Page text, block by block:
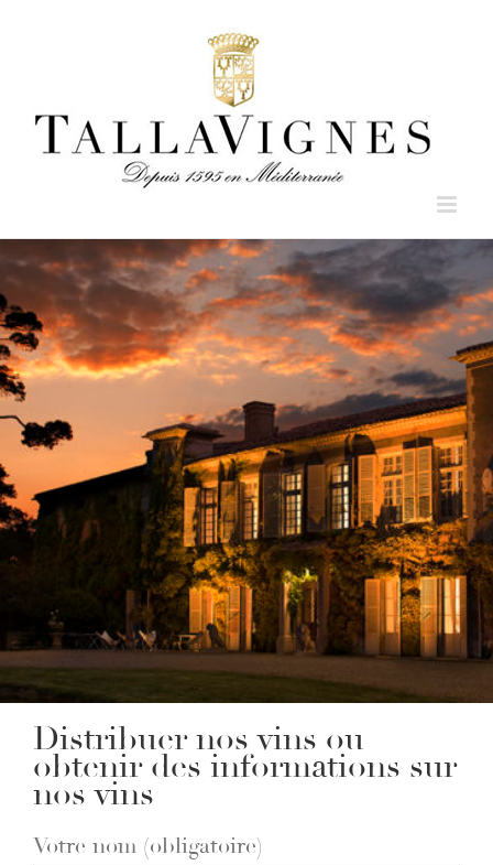
Distribuer nos vins ou
obtenir des informations sur
nos vins
Votre nom (obligatoire)